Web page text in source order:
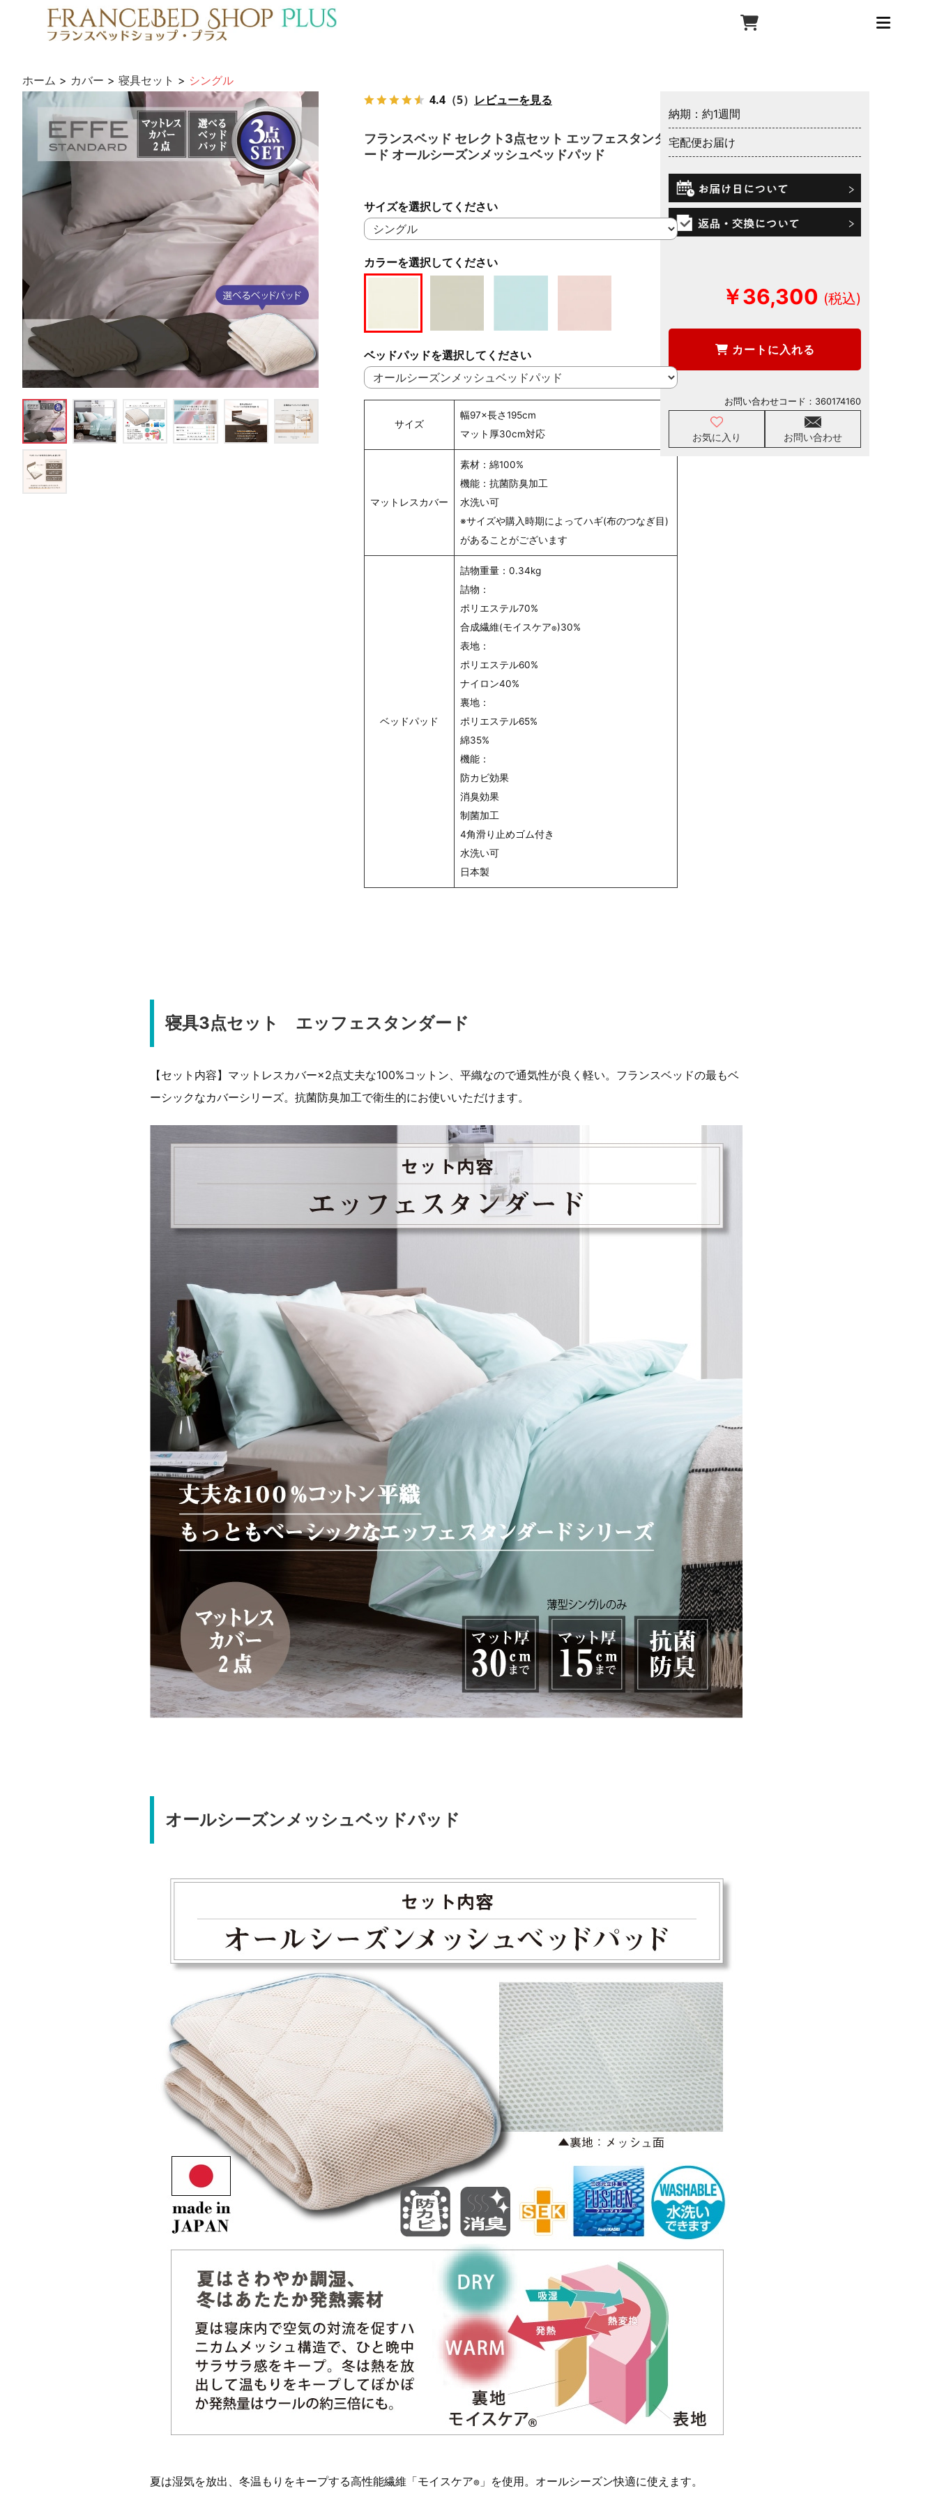
ホーム > カバー > 寝具セット > シングル
4.4 （5） レビューを見る
フランスベッド セレクト3点セット エッフェスタンダ
ード オールシーズンメッシュベッドパッド
カラーを選択してください
サイズを選択してください
ベッドパッドを選択してください
サイズ
幅97×長さ195cm
マット厚30cm対応
マットレスカバー
素材：綿100%
機能：抗菌防臭加工
水洗い可
※サイズや購入時期によってハギ(布のつなぎ目)
があることがございます
ベッドパッド
詰物重量：0.34kg
詰物：
ポリエステル70%
合成繊維(モイスケア®)30%
表地：
ポリエステル60%
ナイロン40%
裏地：
ポリエステル65%
綿35%
機能：
防カビ効果
消臭効果
制菌加工
4角滑り止めゴム付き
水洗い可
日本製
納期：約1週間
宅配便お届け
￥36,300
カートに入れる
お気に入り お問い合わせ
お問い合わせコード： 360174160
寝具3点セット エッフェスタンダード
【セット内容】マットレスカバー×2点丈夫な100%コットン、平織なので通気性が良く軽い。フランスベッドの最もベ
ーシックなカバーシリーズ。抗菌防臭加工で衛生的にお使いいただけます。
オールシーズンメッシュベッドパッド
夏は湿気を放出、冬温もりをキープする高性能繊維「モイスケア®」を使用。オールシーズン快適に使えます。